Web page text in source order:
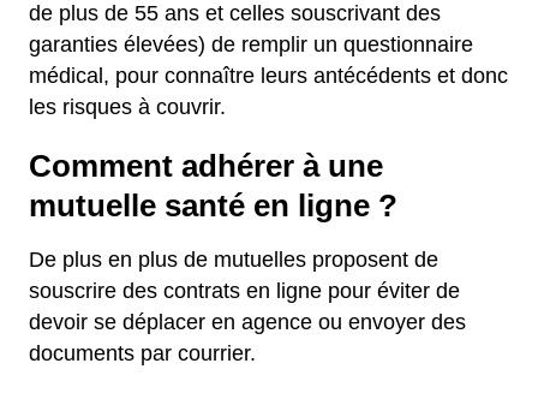
de plus de 55 ans et celles souscrivant des
garanties élevées) de remplir un questionnaire
médical, pour connaître leurs antécédents et donc
les risques à couvrir.
Comment adhérer à une
mutuelle santé en ligne ?
De plus en plus de mutuelles proposent de
souscrire des contrats en ligne pour éviter de
devoir se déplacer en agence ou envoyer des
documents par courrier.